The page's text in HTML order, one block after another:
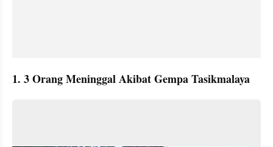
1. 3 Orang Meninggal Akibat Gempa Tasikmalaya